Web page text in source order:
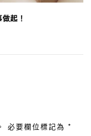
起！
必要欄位標記為 *